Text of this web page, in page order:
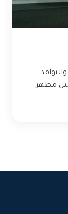
مظهر